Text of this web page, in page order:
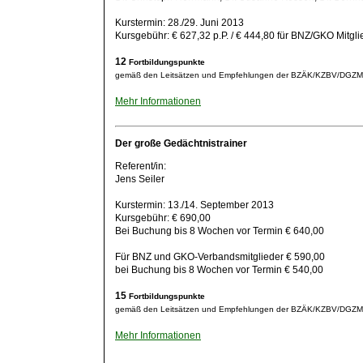
Kurstermin: 28./29. Juni 2013
Kursgebühr: € 627,32 p.P. / € 444,80 für BNZ/GKO
12 Fortbildungspunkte
gemäß den Leitsätzen und Empfehlungen der BZÄK/KZBV/
Mehr Informationen
Der große Gedächtnistrainer
Referent/in:
Jens Seiler
Kurstermin: 13./14. September 2013
Kursgebühr: € 690,00
Bei Buchung bis 8 Wochen vor Termin € 640,00
Für BNZ und GKO-Verbandsmitglieder € 590,00
bei Buchung bis 8 Wochen vor Termin € 540,00
15 Fortbildungspunkte
gemäß den Leitsätzen und Empfehlungen der BZÄK/KZBV/
Mehr Informationen